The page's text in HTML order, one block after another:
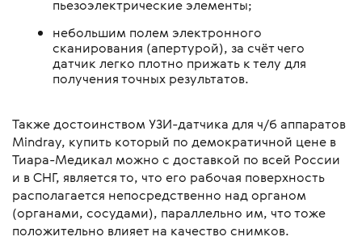
пьезоэлектрические элементы;
небольшим полем электронного
сканирования (апертурой), за счёт чего
датчик легко плотно прижать к телу для
получения точных результатов.
Также достоинством УЗИ-датчика для ч/б аппаратов
Mindray, купить который по демократичной цене в
Тиара-Медикал можно с доставкой по всей России
и в СНГ, является то, что его рабочая поверхность
располагается непосредственно над органом
(органами, сосудами), параллельно им, что тоже
положительно влияет на качество снимков.